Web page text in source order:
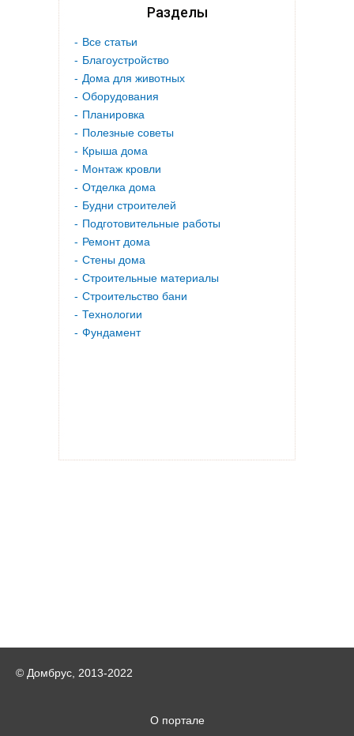
Разделы
Все статьи
Благоустройство
Дома для животных
Оборудования
Планировка
Полезные советы
Крыша дома
Монтаж кровли
Отделка дома
Будни строителей
Подготовительные работы
Ремонт дома
Стены дома
Строительные материалы
Строительство бани
Технологии
Фундамент
© Домбрус, 2013-2022
О портале